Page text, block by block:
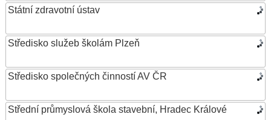
Státní zdravotní ústav
Středisko služeb školám Plzeň
Středisko společných činností AV ČR
Střední průmyslová škola stavební, Hradec Králové